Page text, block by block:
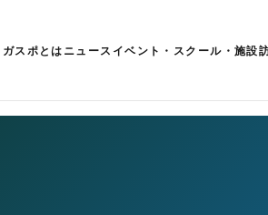
スポとは ニュース イベント・スクール・施設